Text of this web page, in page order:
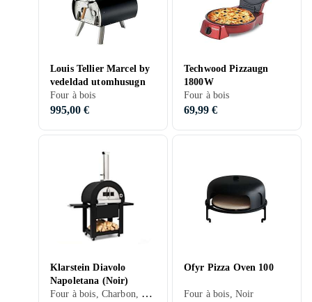
Louis Tellier Marcel by
vedeldad utomhusugn
Four à bois
995,00 €
Techwood Pizzaugn
1800W
Four à bois
69,99 €
Klarstein Diavolo
Napoletana (Noir)
Four à bois, Charbon, Noir, Argent, Inox
Ofyr Pizza Oven 100
Four à bois, Noir